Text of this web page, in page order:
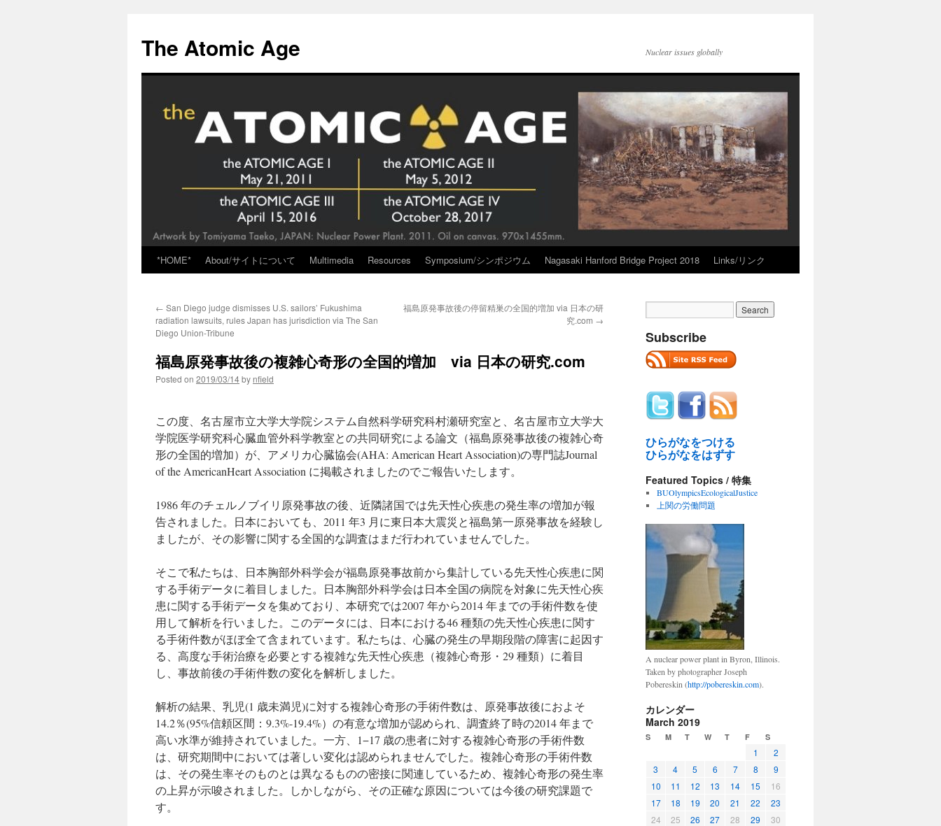
content
The Atomic Age Nuclear issues globally
*HOME* About/サイトについて Multimedia Resources Symposium/シンポジウム Nagasaki Hanford Bridge Project 2018 Links/リンク
← San Diego judge dismisses U.S. sailors’ Fukushima
radiation lawsuits, rules Japan has jurisdiction via The San
Diego Union-Tribune
福島原発事故後の停留精巣の全国的増加 via 日本の研
究.com →
福島原発事故後の複雑心奇形の全国的増加 via 日本の研究.com
Posted on 2019/03/14by nfield
この度、名古屋市立大学大学院システム自然科学研究科村瀬研究室と、名古屋市立大学大
学院医学研究科心臓血管外科学教室との共同研究による論文（福島原発事故後の複雑心奇
形の全国的増加）が、アメリカ心臓協会(AHA: American Heart Association)の専門誌Journal
of the AmericanHeart Association に掲載されましたのでご報告いたします。
1986 年のチェルノブイリ原発事故の後、近隣諸国では先天性心疾患の発生率の増加が報
告されました。日本においても、2011 年3 月に東日本大震災と福島第一原発事故を経験し
ましたが、その影響に関する全国的な調査はまだ行われていませんでした。
そこで私たちは、日本胸部外科学会が福島原発事故前から集計している先天性心疾患に関
する手術データに着目しました。日本胸部外科学会は日本全国の病院を対象に先天性心疾
患に関する手術データを集めており、本研究では2007 年から2014 年までの手術件数を使
用して解析を行いました。このデータには、日本における46 種類の先天性心疾患に関す
る手術件数がほぼ全て含まれています。私たちは、心臓の発生の早期段階の障害に起因す
る、高度な手術治療を必要とする複雑な先天性心疾患（複雑心奇形・29 種類）に着目
し、事故前後の手術件数の変化を解析しました。
解析の結果、乳児(1 歳未満児)に対する複雑心奇形の手術件数は、原発事故後におよそ
14.2％(95%信頼区間：9.3%-19.4%）の有意な増加が認められ、調査終了時の2014 年まで
高い水準が維持されていました。一方、1−17 歳の患者に対する複雑心奇形の手術件数
は、研究期間中においては著しい変化は認められませんでした。複雑心奇形の手術件数
は、その発生率そのものとは異なるものの密接に関連しているため、複雑心奇形の発生率
の上昇が示唆されました。しかしながら、その正確な原因については今後の研究課題で
す。
Subscribe
ひらがなをつける
ひらがなをはずす
Featured Topics / 特集
BUOlympicsEcologicalJustice
上関の労働問題
A nuclear power plant in Byron, Illinois.
Taken by photographer Joseph
Pobereskin (http://pobereskin.com).
カレンダー
March 2019
S M T W T F S
1
2
3
4 5 6 7 8
9
10
11 12 13 14 15
16
17
18 19 20 21 22
23
24
25 26 27 28 29
30